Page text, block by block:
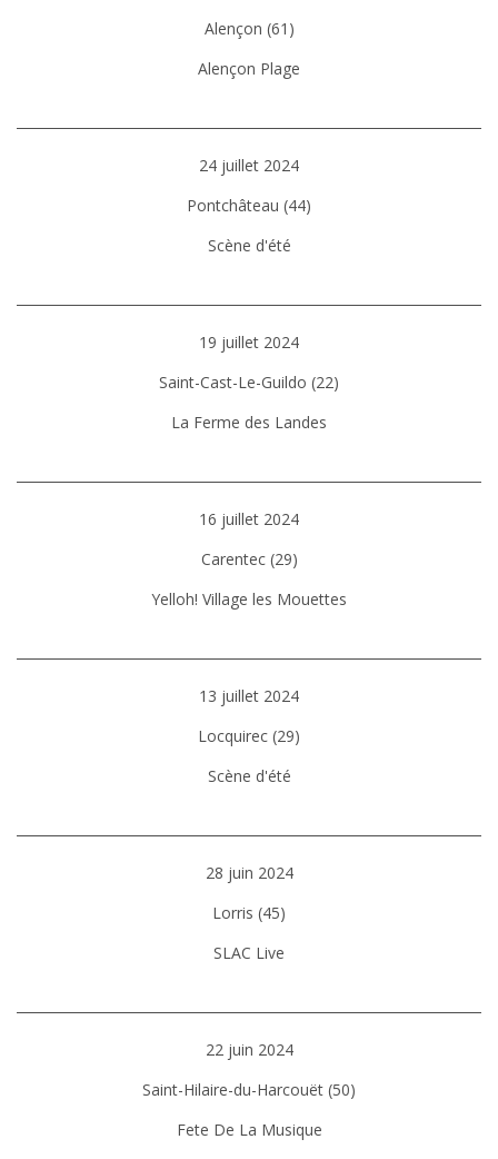
Alençon (61)
Alençon Plage
24 juillet 2024
Pontchâteau (44)
Scène d'été
19 juillet 2024
Saint-Cast-Le-Guildo (22)
La Ferme des Landes
16 juillet 2024
Carentec (29)
Yelloh! Village les Mouettes
13 juillet 2024
Locquirec (29)
Scène d'été
28 juin 2024
Lorris (45)
SLAC Live
22 juin 2024
Saint-Hilaire-du-Harcouët (50)
Fete De La Musique